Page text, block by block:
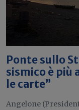
Ponte sullo
sismico è
le carte”
Angelone